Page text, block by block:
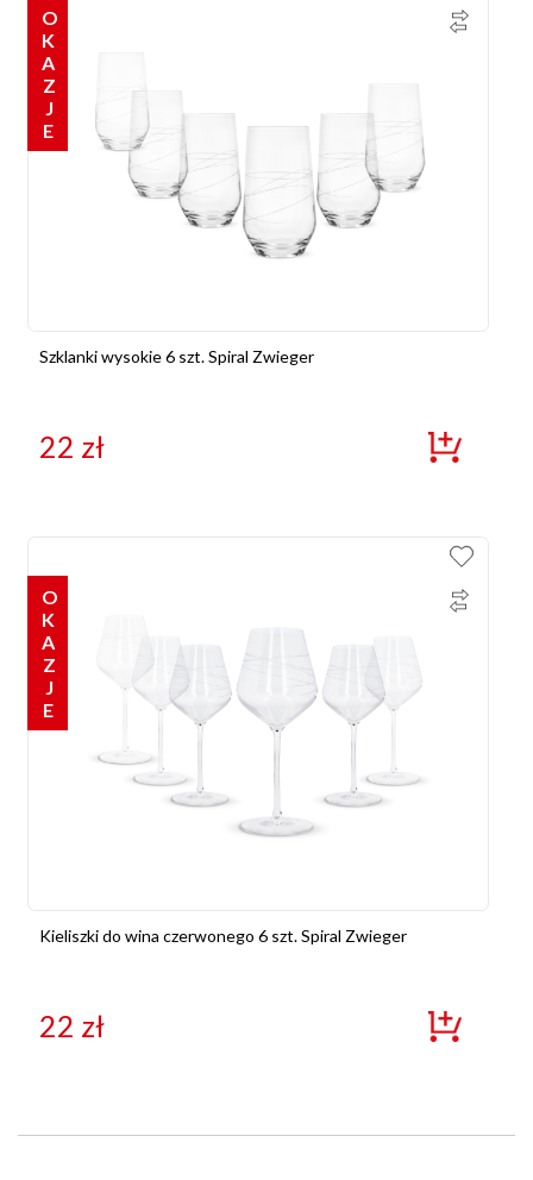
OKAZJE
Szklanki wysokie 6 szt. Spiral Zwieger
22 zł
OKAZJE
Kieliszki do wina czerwonego 6 szt. Spiral Zwieger
22 zł